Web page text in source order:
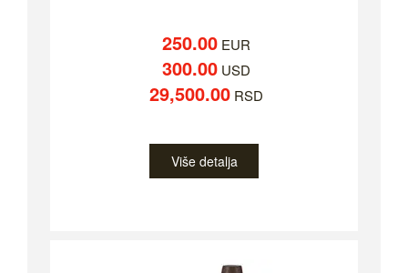
250.00 EUR
300.00 USD
29,500.00 RSD
Više detalja